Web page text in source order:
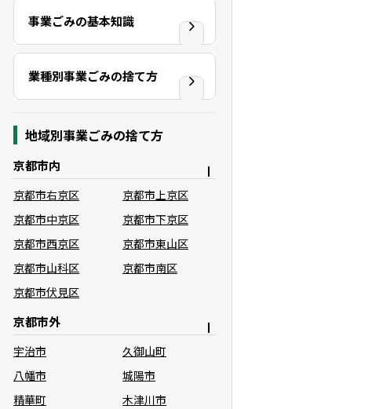
事業ごみの基本知識
業種別事業ごみの捨て方
地域別事業ごみの捨て方
京都市内
京都市右京区
京都市上京区
京都市中京区
京都市下京区
京都市西京区
京都市東山区
京都市山科区
京都市南区
京都市伏見区
京都市外
宇治市
久御山町
八幡市
城陽市
精華町
木津川市